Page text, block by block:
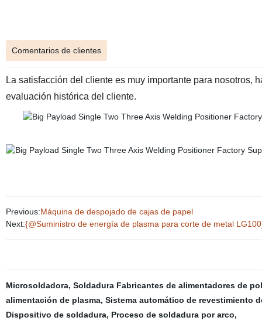
Comentarios de clientes
La satisfacción del cliente es muy importante para nosotros,
evaluación histórica del cliente.
Previous:Máquina de despojado de cajas de papel
Next:{@Suministro de energía de plasma para corte de metal
Microsoldadora, Soldadura Fabricantes de alimentadores de
alimentación de plasma, Sistema automático de revestimiento
Dispositivo de soldadura, Proceso de soldadura por arco,